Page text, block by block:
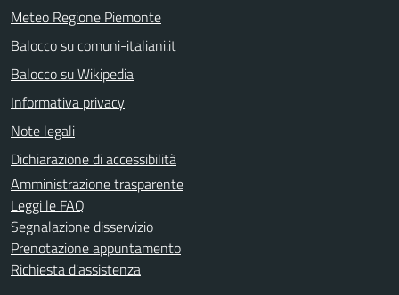
Meteo Regione Piemonte
Balocco su comuni-italiani.it
Balocco su Wikipedia
Informativa privacy
Note legali
Dichiarazione di accessibilità
Amministrazione trasparente
Leggi le FAQ
Segnalazione disservizio
Prenotazione appuntamento
Richiesta d'assistenza